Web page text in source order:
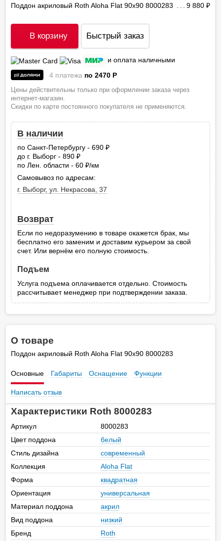
Поддон акриловый Roth Aloha Flat 90x90 8000283 9 880
В корзину Быстрый заказ
и оплата наличными
4 платежа по 2470 P
Цены действительны только при оформлении заказа через
интернет-магазин.
Скидки по карте постоянного покупателя не применяются.
В наличии
по Санкт-Петербургу - 690
до г. Выборг - 890
по Лен. области - 60
руб.
/км
Самовывоз по адресам:
г. Выборг, ул. Некрасова, 37
Возврат
Если по недоразумению в товаре окажется брак, мы
бесплатно его заменим и доставим курьером за свой
счет. Или вернём его полную стоимость.
Подъем
Услуга подъема оплачивается отдельно. Стоимость
рассчитывает менеджер при подтверждении заказа.
О товаре
Поддон акриловый Roth Aloha Flat 90x90 8000283
Основные Габариты Оснащение Функции
Написать отзыв
Характеристики Roth 8000283
Артикул
8000283
Цвет поддона
белый
Стиль дизайна
современный
Коллекция
Aloha Flat
Форма
квадратная
Ориентация
универсальная
Материал поддона
акрил
Вид поддона
низкий
Бренд
Roth